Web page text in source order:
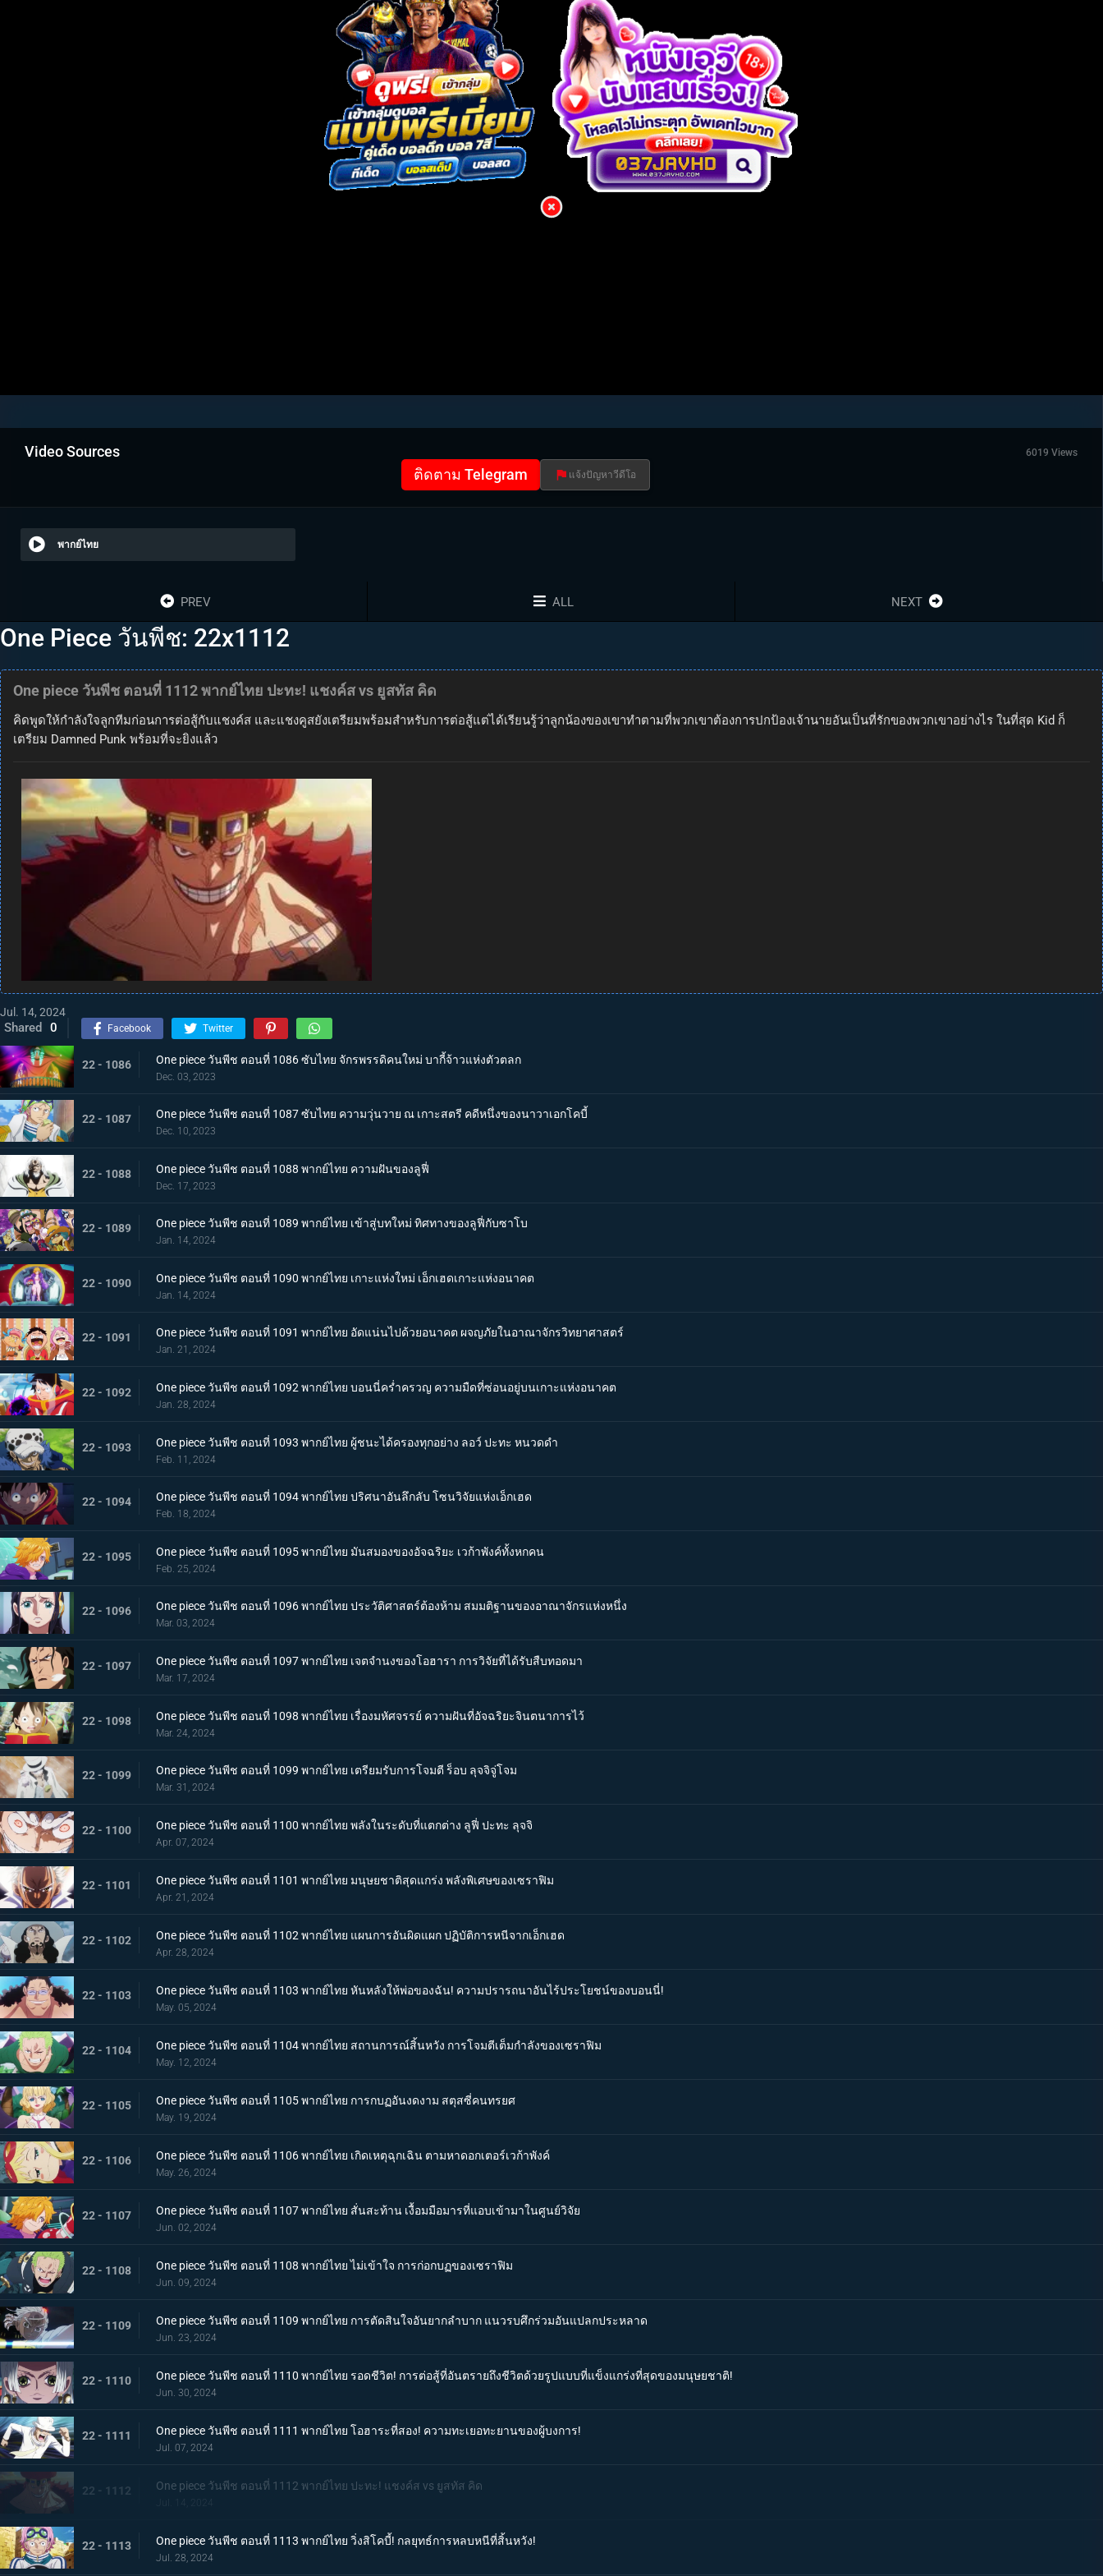
Video Sources 6019 Views
ติดตาม Telegram แจ้งปัญหาวีดีโอ
พากย์ไทย
PREV ALL NEXT
One Piece วันพีช: 22x1112
One piece วันพีช ตอนที่ 1112 พากย์ไทย ปะทะ! แชงค์ส vs ยูสทัส คิด
คิดพูดให้กำลังใจลูกทีมก่อนการต่อสู้กับแชงค์ส และแชงคูสยังเตรียมพร้อมสำหรับการต่อสู้แต่ได้เรียนรู้ว่าลูกน้องของเขาทำตามที่พวกเขาต้องการปกป้องเจ้านายอันเป็นที่รักของพวกเขาอย่างไร ในที่สุด Kid ก็
เตรียม Damned Punk พร้อมที่จะยิงแล้ว
Jul. 14, 2024
Shared 0 Facebook Twitter
22 - 1086 One piece วันพีช ตอนที่ 1086 ซับไทย จักรพรรดิคนใหม่ บากี้จ้าวแห่งตัวตลก
Dec. 03, 2023
22 - 1087 One piece วันพีช ตอนที่ 1087 ซับไทย ความวุ่นวาย ณ เกาะสตรี คดีหนึ่งของนาวาเอกโคบี้
Dec. 10, 2023
22 - 1088 One piece วันพีช ตอนที่ 1088 พากย์ไทย ความฝันของลูฟี่
Dec. 17, 2023
22 - 1089 One piece วันพีช ตอนที่ 1089 พากย์ไทย เข้าสู่บทใหม่ ทิศทางของลูฟี่กับซาโบ
Jan. 14, 2024
22 - 1090 One piece วันพีช ตอนที่ 1090 พากย์ไทย เกาะแห่งใหม่ เอ็กเฮดเกาะแห่งอนาคต
Jan. 14, 2024
22 - 1091 One piece วันพีช ตอนที่ 1091 พากย์ไทย อัดแน่นไปด้วยอนาคต ผจญภัยในอาณาจักรวิทยาศาสตร์
Jan. 21, 2024
22 - 1092 One piece วันพีช ตอนที่ 1092 พากย์ไทย บอนนี่คร่ำครวญ ความมืดที่ซ่อนอยู่บนเกาะแห่งอนาคต
Jan. 28, 2024
22 - 1093 One piece วันพีช ตอนที่ 1093 พากย์ไทย ผู้ชนะได้ครองทุกอย่าง ลอว์ ปะทะ หนวดดำ
Feb. 11, 2024
22 - 1094 One piece วันพีช ตอนที่ 1094 พากย์ไทย ปริศนาอันลึกลับ โซนวิจัยแห่งเอ็กเฮด
Feb. 18, 2024
22 - 1095 One piece วันพีช ตอนที่ 1095 พากย์ไทย มันสมองของอัจฉริยะ เวก้าพังค์ทั้งหกคน
Feb. 25, 2024
22 - 1096 One piece วันพีช ตอนที่ 1096 พากย์ไทย ประวัติศาสตร์ต้องห้าม สมมติฐานของอาณาจักรแห่งหนึ่ง
Mar. 03, 2024
22 - 1097 One piece วันพีช ตอนที่ 1097 พากย์ไทย เจตจำนงของโอฮารา การวิจัยที่ได้รับสืบทอดมา
Mar. 17, 2024
22 - 1098 One piece วันพีช ตอนที่ 1098 พากย์ไทย เรื่องมหัศจรรย์ ความฝันที่อัจฉริยะจินตนาการไว้
Mar. 24, 2024
22 - 1099 One piece วันพีช ตอนที่ 1099 พากย์ไทย เตรียมรับการโจมตี ร็อบ ลุจจิจู่โจม
Mar. 31, 2024
22 - 1100 One piece วันพีช ตอนที่ 1100 พากย์ไทย พลังในระดับที่แตกต่าง ลูฟี่ ปะทะ ลุจจิ
Apr. 07, 2024
22 - 1101 One piece วันพีช ตอนที่ 1101 พากย์ไทย มนุษยชาติสุดแกร่ง พลังพิเศษของเซราฟิม
Apr. 21, 2024
22 - 1102 One piece วันพีช ตอนที่ 1102 พากย์ไทย แผนการอันผิดแผก ปฏิบัติการหนีจากเอ็กเฮด
Apr. 28, 2024
22 - 1103 One piece วันพีช ตอนที่ 1103 พากย์ไทย หันหลังให้พ่อของฉัน! ความปรารถนาอันไร้ประโยชน์ของบอนนี่!
May. 05, 2024
22 - 1104 One piece วันพีช ตอนที่ 1104 พากย์ไทย สถานการณ์สิ้นหวัง การโจมตีเต็มกำลังของเซราฟิม
May. 12, 2024
22 - 1105 One piece วันพีช ตอนที่ 1105 พากย์ไทย การกบฏอันงดงาม สตุสซี่คนทรยศ
May. 19, 2024
22 - 1106 One piece วันพีช ตอนที่ 1106 พากย์ไทย เกิดเหตุฉุกเฉิน ตามหาดอกเตอร์เวก้าพังค์
May. 26, 2024
22 - 1107 One piece วันพีช ตอนที่ 1107 พากย์ไทย สั่นสะท้าน เงื้อมมือมารที่แอบเข้ามาในศูนย์วิจัย
Jun. 02, 2024
22 - 1108 One piece วันพีช ตอนที่ 1108 พากย์ไทย ไม่เข้าใจ การก่อกบฏของเซราฟิม
Jun. 09, 2024
22 - 1109 One piece วันพีช ตอนที่ 1109 พากย์ไทย การตัดสินใจอันยากลำบาก แนวรบศึกร่วมอันแปลกประหลาด
Jun. 23, 2024
22 - 1110 One piece วันพีช ตอนที่ 1110 พากย์ไทย รอดชีวิต! การต่อสู้ที่อันตรายถึงชีวิตด้วยรูปแบบที่แข็งแกร่งที่สุดของมนุษยชาติ!
Jun. 30, 2024
22 - 1111 One piece วันพีช ตอนที่ 1111 พากย์ไทย โอฮาระที่สอง! ความทะเยอทะยานของผู้บงการ!
Jul. 07, 2024
22 - 1112 One piece วันพีช ตอนที่ 1112 พากย์ไทย ปะทะ! แชงค์ส vs ยูสทัส คิด
Jul. 14, 2024
22 - 1113 One piece วันพีช ตอนที่ 1113 พากย์ไทย วิ่งสิโคบี้! กลยุทธ์การหลบหนีที่สิ้นหวัง!
Jul. 28, 2024